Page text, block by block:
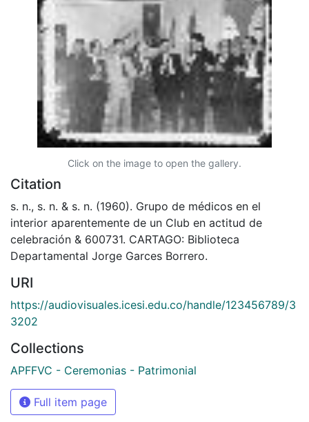
Click on the image to open the gallery.
Citation
s. n., s. n. & s. n. (1960). Grupo de médicos en el
interior aparentemente de un Club en actitud de
celebración & 600731. CARTAGO: Biblioteca
Departamental Jorge Garces Borrero.
URI
https://audiovisuales.icesi.edu.co/handle/123456789/3
3202
Collections
APFFVC - Ceremonias - Patrimonial
Full item page